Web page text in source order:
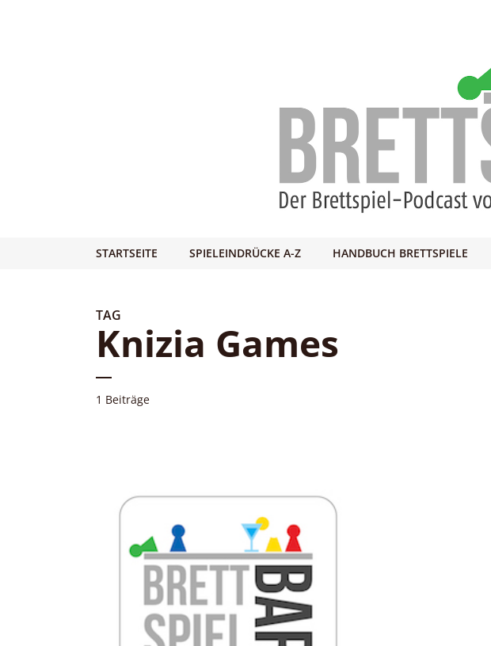
STARTSEITE SPIELEINDRÜCKE A-Z HANDBUCH BRETTSPIELE
TAG
Knizia Games
1 Beiträge